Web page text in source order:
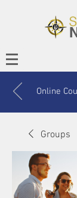
Online
Groups